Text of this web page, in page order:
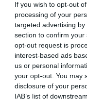
If you wish to opt-out
processing of your
targeted advertising
section to confirm
opt-out request is
interest-based ads
us or personal
your opt-out. You may
disclosure of your
IAB’s list of